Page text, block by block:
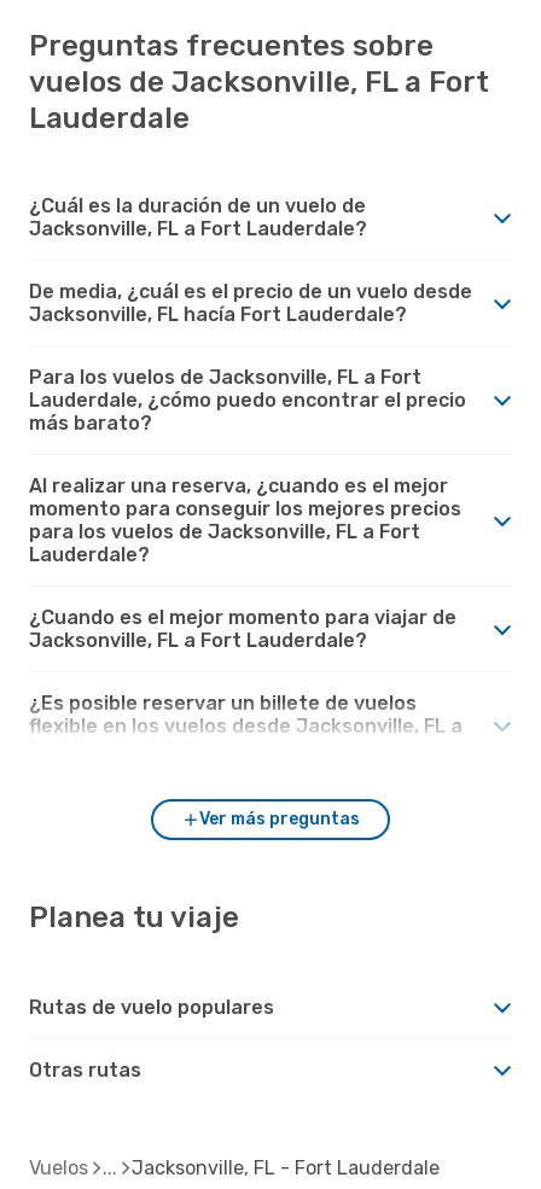
Preguntas frecuentes sobre
vuelos de Jacksonville, FL a Fort
Lauderdale
¿Cuál es la duración de un vuelo de
Jacksonville, FL a Fort Lauderdale?
De media, ¿cuál es el precio de un vuelo desde
Jacksonville, FL hacía Fort Lauderdale?
Para los vuelos de Jacksonville, FL a Fort
Lauderdale, ¿cómo puedo encontrar el precio
más barato?
Al realizar una reserva, ¿cuando es el mejor
momento para conseguir los mejores precios
para los vuelos de Jacksonville, FL a Fort
Lauderdale?
¿Cuando es el mejor momento para viajar de
Jacksonville, FL a Fort Lauderdale?
¿Es posible reservar un billete de vuelos
flexible en los vuelos desde Jacksonville, FL a
Ver más preguntas
Planea tu viaje
Rutas de vuelo populares
Otras rutas
Vuelos Jacksonville, FL - Fort Lauderdale